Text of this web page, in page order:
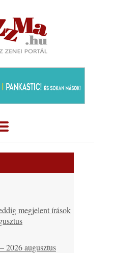
megjelent írások
2026 augusztus